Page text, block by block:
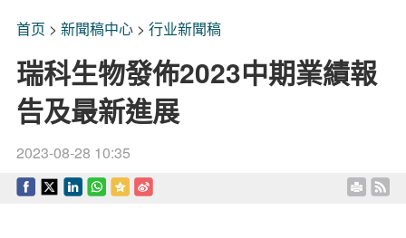
首页 > 新聞稿中心> 行业新聞稿
瑞科生物發佈2023中期業績報
告及最新進展
2023-08-28 10:35